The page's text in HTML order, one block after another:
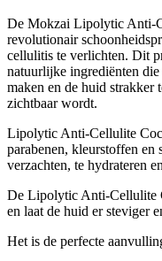
De Mokzai Lipolytic Anti-
revolutionair
cellulitis te verlichten. Dit
natuurlijke ingrediënten
maken en de huid strakker
zichtbaar wordt.
Lipolytic Anti-Cellulite
parabenen, kleurstoffen en
verzachten, te hydrateren
De Lipolytic Anti-Cellulite
en laat de huid er steviger
Het is de perfecte